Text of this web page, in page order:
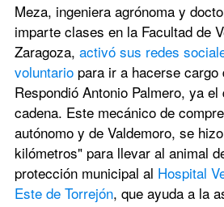
Meza, ingeniera agrónoma y
imparte clases en la Facultad de
Zaragoza, activó sus redes
voluntario para ir a hacerse cargo
Respondió Antonio Palmero, ya
cadena. Este mecánico de
autónomo y de Valdemoro, se
kilómetros" para llevar al animal
protección municipal al Hospital
Este de Torrejón, que ayuda a la